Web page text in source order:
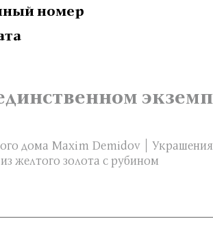
номер
дома Maxim Demidov
желтого золота с рубином